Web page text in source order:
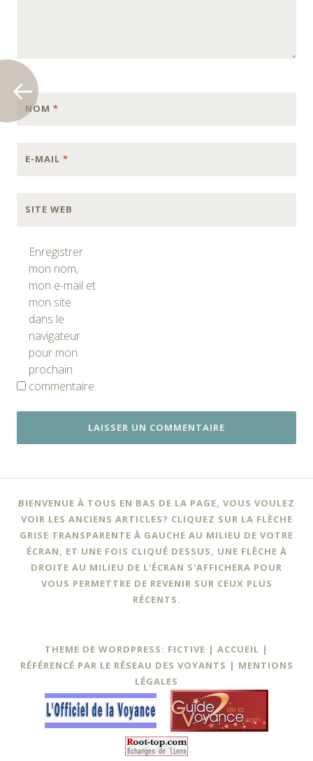
NOM *
E-MAIL *
SITE WEB
Enregistrer
mon nom,
mon e-mail et
mon site
dans le
navigateur
pour mon
prochain
commentaire.
BIENVENUE À TOUS EN BAS DE LA PAGE, VOUS VOULEZ
VOIR LES ANCIENS ARTICLES? CLIQUEZ SUR LA FLÈCHE
GRISE TRANSPARENTE À GAUCHE AU MILIEU DE VOTRE
ÉCRAN, ET UNE FOIS CLIQUÉ DESSUS, UNE FLÈCHE À
DROITE AU MILIEU DE L'ÉCRAN S'AFFICHERA POUR
VOUS PERMETTRE DE REVENIR SUR CEUX PLUS
RÉCENTS.
THEME DE WORDPRESS: FICTIVE | ACCUEIL |
RÉFÉRENCÉ PAR LE RÉSEAU DES VOYANTS | MENTIONS
LÉGALES